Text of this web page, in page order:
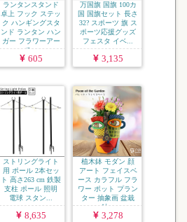
ランタンスタンド
卓上 フック ステッ
ク ハンギングスタ
ンド ランタン ハン
ガー フラワーアー
チ...
605
万国旗 国旗 100カ
国 国旗セット 長さ
32? スポーツ 旗 ス
ポーツ応援グッズ
フェスタ イベ...
3,135
ストリングライト
用 ポール 2本セッ
ト 高さ263 cm 鉄製
支柱 ポール 照明
電球 スタン...
8,635
植木鉢 モダン 顔
アート フェイスベ
ース カラフル フラ
ワー ポット プラン
ター 抽象画 盆栽
鉢...
3,278